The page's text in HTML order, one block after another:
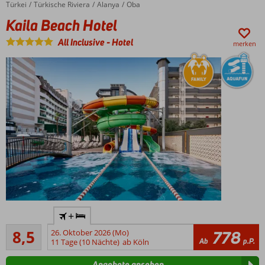
entfernt,
kostenloser
Shuttle-
Service
Abwechslungsreiches
Animationsprogramm
Zimmer
und
Suiten
mit
Magnus-
Service
ebenfalls
buchbar
Home
Türkei Türkische Riviera Alanya Oba
Kaila Beach Hotel
Kaila Beach Hotel
All Inclusive-Hotel merken
list-
style:
8,5
Empfohlen
284
Bewertungen
+
26. Oktober 2026 (Mo)
11 Tage (10 Nächte) ab Köln Ab 778 p.P.